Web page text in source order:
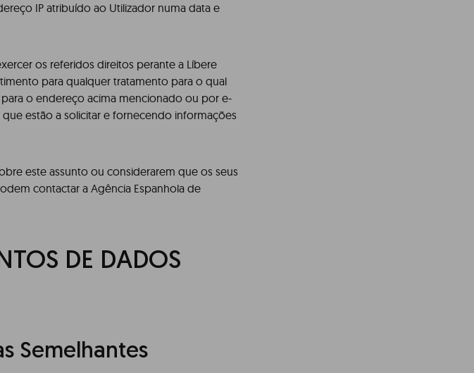
IP atribuído ao Utilizador numa data e
os referidos direitos perante a Líbere
para qualquer tratamento para o qual
o endereço acima mencionado ou por e-
estão a solicitar e fornecendo informações
este assunto ou considerarem que os seus
contactar a Agência Espanhola de
DE DADOS
Semelhantes